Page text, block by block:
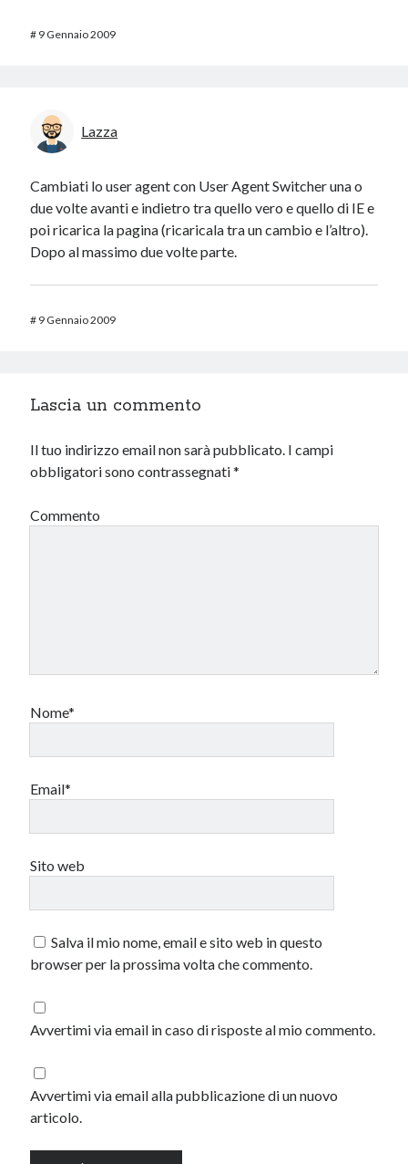
# 9 Gennaio 2009
Lazza
Cambiati lo user agent con User Agent Switcher una o
due volte avanti e indietro tra quello vero e quello di IE e
poi ricarica la pagina (ricaricala tra un cambio e l’altro).
Dopo al massimo due volte parte.
# 9 Gennaio 2009
Lascia un commento
Il tuo indirizzo email non sarà pubblicato. I campi
obbligatori sono contrassegnati*
Commento
Nome*
Email*
Sito web
Salva il mio nome, email e sito web in questo
browser per la prossima volta che commento.
Avvertimi via email in caso di risposte al mio commento.
Avvertimi via email alla pubblicazione di un nuovo
articolo.